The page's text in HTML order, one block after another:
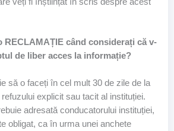
RECLAMAȚIE când considerați că v-
de liber acces la informație?
să o faceți în cel mult 30 de zile de la
explicit sau tacit al instituției.
adresată conducatorului instituției,
obligat, ca în urma unei anchete